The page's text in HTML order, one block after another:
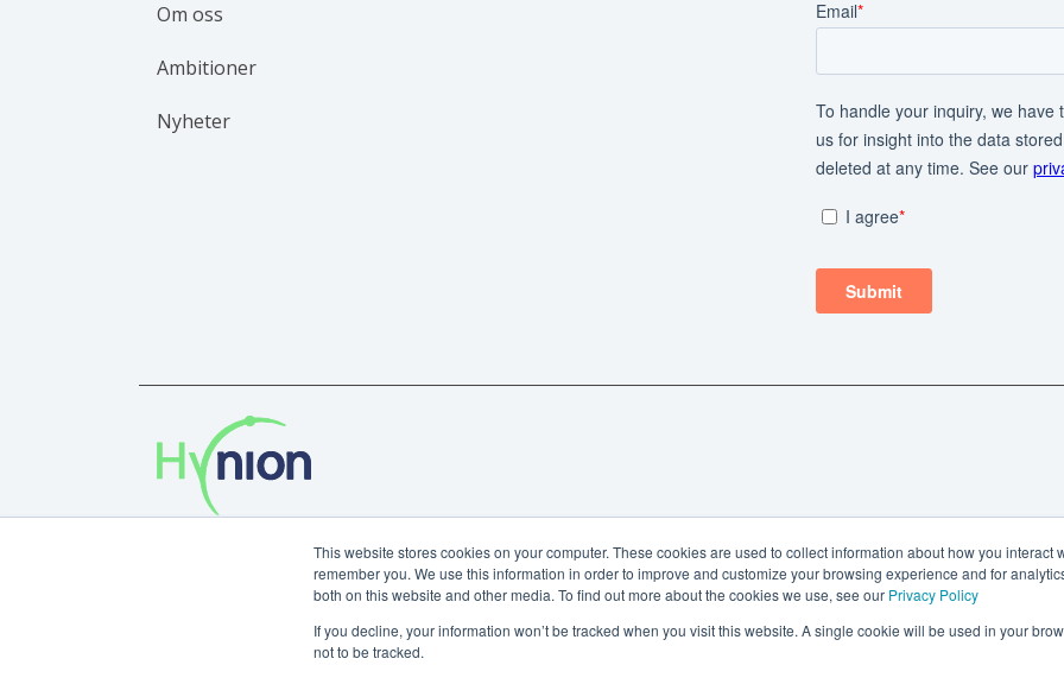
This website stores cookies on your computer. These cookies are used to collect information about how you interact
remember you. We use this information in order to improve and customize your browsing experience and for
both on this website and other media. To find out more about the cookies we use, see our Privacy Policy
If you decline, your information won’t be tracked when you visit this website. A single cookie will be used in your
not to be tracked.
Om oss
Ambitioner
Nyheter
Copyright © 2024 Hynion AB.